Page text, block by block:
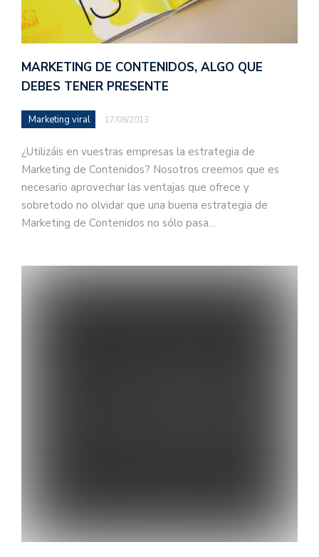
MARKETING DE CONTENIDOS, ALGO QUE
DEBES TENER PRESENTE
Marketing viral 17/08/2013
¿Utilizáis en vuestras empresas la estrategia de
Marketing de Contenidos? Nosotros creemos que es
necesario aprovechar las ventajas que ofrece y
sobretodo no olvidar que una buena estrategia de
Marketing de Contenidos no sólo pasa…